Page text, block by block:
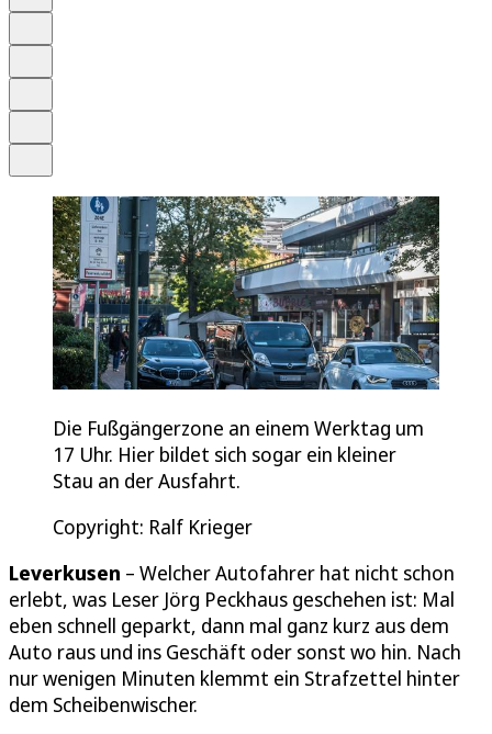
Die Fußgängerzone an einem Werktag um
17 Uhr. Hier bildet sich sogar ein kleiner
Stau an der Ausfahrt.
Copyright: Ralf Krieger
Leverkusen – Welcher Autofahrer hat nicht schon
erlebt, was Leser Jörg Peckhaus geschehen ist: Mal
eben schnell geparkt, dann mal ganz kurz aus dem
Auto raus und ins Geschäft oder sonst wo hin. Nach
nur wenigen Minuten klemmt ein Strafzettel hinter
dem Scheibenwischer.